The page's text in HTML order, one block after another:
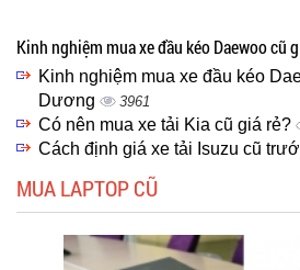
Kinh nghiệm mua xe đầu kéo Daewoo cũ
Kinh nghiệm mua xe đầu kéo
Dương
3961
Có nên mua xe tải Kia cũ giá rẻ?
Cách định giá xe tải Isuzu cũ
MUA LAPTOP CŨ